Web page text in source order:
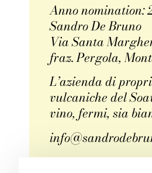
Anno nomination:
Sandro De Bruno
Via Santa
fraz. Pergola,
L’azienda di
vulcaniche del
vino, fermi, sia